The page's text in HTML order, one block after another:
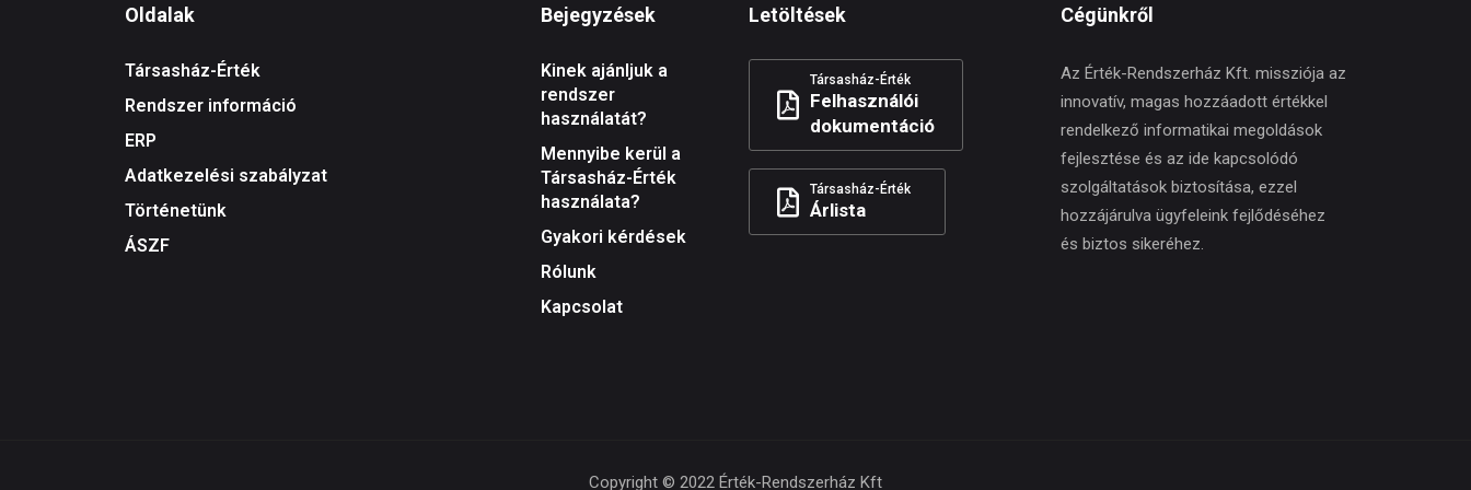
Oldalak
Társasház-Érték
Rendszer információ
ERP
Adatkezelési szabályzat
Történetünk
ÁSZF
Bejegyzések
Kinek ajánljuk a
rendszer
használatát?
Mennyibe kerül a
Társasház-Érték
használata?
Gyakori kérdések
Rólunk
Kapcsolat
Letöltések
Társasház-Érték
Felhasználói
dokumentáció
Társasház-Érték
Árlista
Cégünkről
Az Érték-Rendszerház Kft. missziója az
innovatív, magas hozzáadott értékkel
rendelkező informatikai megoldások
fejlesztése és az ide kapcsolódó
szolgáltatások biztosítása, ezzel
hozzájárulva ügyfeleink fejlődéséhez
és biztos sikeréhez.
Copyright © 2022 Érték-Rendszerház Kft